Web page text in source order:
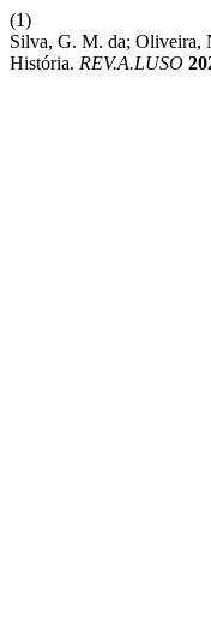
(1)
Silva, G. M. da; Oliveira,
História. REV.A.LUSO